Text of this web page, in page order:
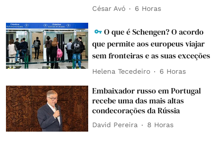
César Avó 6 Horas
O que é Schengen? O acordo
que permite aos europeus viajar
sem fronteiras e as suas exceções
Helena Tecedeiro 6 Horas
Embaixador russo em Portugal
recebe uma das mais altas
condecorações da Rússia
David Pereira 8 Horas